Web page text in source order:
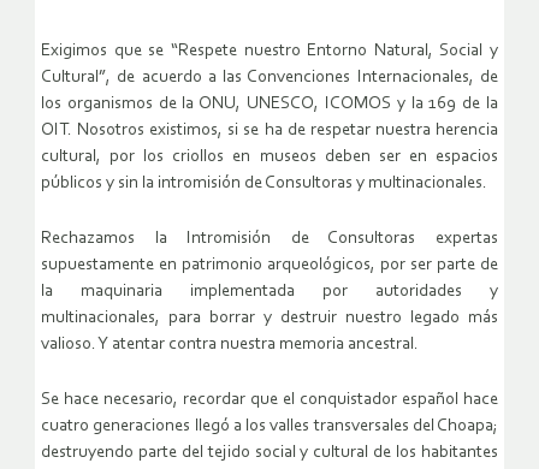
Exigimos que se “Respete nuestro Entorno Natural, Social y
Cultural”, de acuerdo a las Convenciones Internacionales, de
los organismos de la ONU, UNESCO, ICOMOS y la 169 de la
OIT. Nosotros existimos, si se ha de respetar nuestra herencia
cultural, por los criollos en museos deben ser en espacios
públicos y sin la intromisión de Consultoras y multinacionales.
Rechazamos la Intromisión de Consultoras expertas
supuestamente en patrimonio arqueológicos, por ser parte de
la maquinaria implementada por autoridades y
multinacionales, para borrar y destruir nuestro legado más
valioso. Y atentar contra nuestra memoria ancestral.
Se hace necesario, recordar que el conquistador español hace
cuatro generaciones llegó a los valles transversales del Choapa;
destruyendo parte del tejido social y cultural de los habitantes